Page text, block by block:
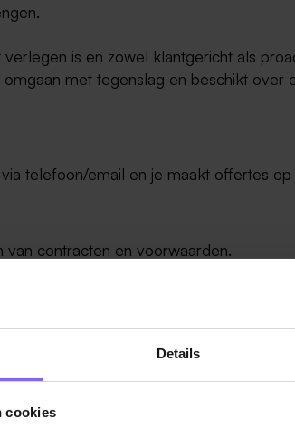
Details
cookies
is en zowel klantgericht als
met tegenslag en beschikt over
telefoon/email en je maakt offertes op
contracten en voorwaarden.
in klantbehoeften.
klanten.